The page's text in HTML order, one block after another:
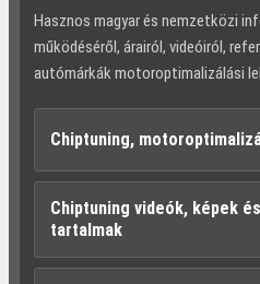
Hasznos magyar és nemzetközi
működéséről, árairól, videóiról,
autómárkák motoroptimalizálási
Chiptuning,
Chiptuning videók, képek
tartalmak